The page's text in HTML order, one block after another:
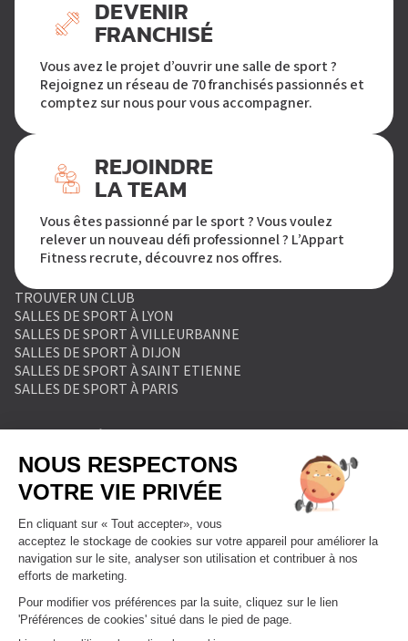
DEVENIR
FRANCHISÉ
Vous avez le projet d’ouvrir une salle de sport ?
Rejoignez un réseau de 70 franchisés passionnés et
comptez sur nous pour vous accompagner.
REJOINDRE
LA TEAM
Vous êtes passionné par le sport ? Vous voulez
relever un nouveau défi professionnel ? L’Appart
Fitness recrute, découvrez nos offres.
TROUVER UN CLUB
SALLES DE SPORT À LYON
SALLES DE SPORT À VILLEURBANNE
SALLES DE SPORT À DIJON
SALLES DE SPORT À SAINT ETIENNE
SALLES DE SPORT À PARIS
POLITIQUE DE PROTECTION DES DONNÉES
POLITIQUE COOKIES
CONDITIONS GÉNÉRALES DE VENTE
FORMULAIRE DE RETRACTATION
FORMULAIRE DE RÉSILIATION
FORMULE ABONNEMENT
BLOG
DEVENIR FRANCHISÉ